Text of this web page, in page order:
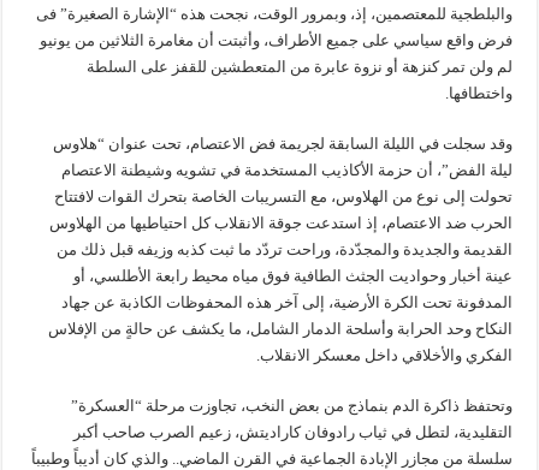
والبلطجية للمعتصمين، إذ، وبمرور الوقت، نجحت هذه “الإشارة الصغيرة” فى
فرض واقع سياسي على جميع الأطراف، وأثبتت أن مغامرة الثلاثين من يونيو
لم ولن تمر كنزهة أو نزوة عابرة من المتعطشين للقفز على السلطة
واختطافها.
وقد سجلت في الليلة السابقة لجريمة فض الاعتصام، تحت عنوان “هلاوس
ليلة الفض”، أن حزمة الأكاذيب المستخدمة في تشويه وشيطنة الاعتصام
تحولت إلى نوع من الهلاوس، مع التسريبات الخاصة بتحرك القوات لافتتاح
الحرب ضد الاعتصام، إذ استدعت جوقة الانقلاب كل احتياطيها من الهلاوس
القديمة والجديدة والمجدّدة، وراحت تردّد ما ثبت كذبه وزيفه قبل ذلك من
عينة أخبار وحواديت الجثث الطافية فوق مياه محيط رابعة الأطلسي، أو
المدفونة تحت الكرة الأرضية، إلى آخر هذه المحفوظات الكاذبة عن جهاد
النكاح وحد الحرابة وأسلحة الدمار الشامل، ما يكشف عن حالةٍ من الإفلاس
الفكري والأخلاقي داخل معسكر الانقلاب.
وتحتفظ ذاكرة الدم بنماذج من بعض النخب، تجاوزت مرحلة “العسكرة”
التقليدية، لتطل في ثياب رادوفان كاراديتش، زعيم الصرب صاحب أكبر
سلسلة من مجازر الإبادة الجماعية في القرن الماضي.. والذي كان أديباً وطبيباً